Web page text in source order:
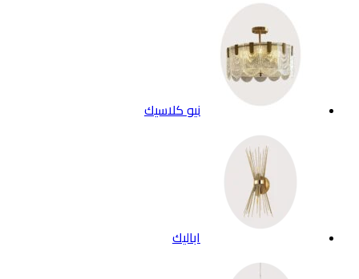
نيو كلاسيك
اباليك